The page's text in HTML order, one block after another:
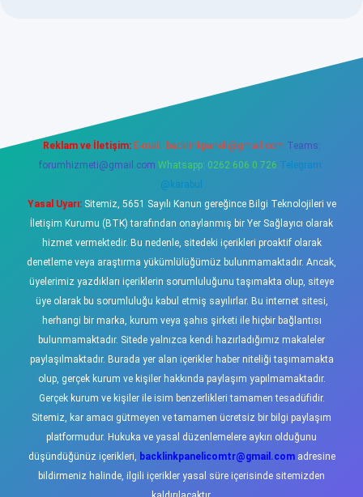
Reklam ve İletişim: E-mail: backlinkpaneli@gmail.com Teams:
forumhizmeti@gmail.com Whatsapp: 0262 606 0 726 Telegram:
@karabul
Yasal Uyarı:Sitemiz, 5651 Sayılı Kanun gereğince Bilgi Teknolojileri ve
İletişim Kurumu (BTK) tarafından onaylanmış bir Yer Sağlayıcı olarak
hizmet vermektedir. Bu nedenle, sitedeki içerikleri proaktif olarak
denetleme veya araştırma yükümlülüğümüz bulunmamaktadır. Ancak,
üyelerimiz yazdıkları içeriklerin sorumluluğunu taşımakta olup, siteye
üye olarak bu sorumluluğu kabul etmiş sayılırlar. Bu internet sitesi,
herhangi bir marka, kurum veya şahıs şirketi ile hiçbir bağlantısı
bulunmamaktadır. Sitede yalnızca kendi hazırladığımız makaleler
paylaşılmaktadır. Burada yer alan içerikler haber niteliği taşımamakta
olup, gerçek kurum ve kişiler hakkında paylaşım yapılmamaktadır.
Gerçek kurum ve kişiler ile isim benzerlikleri tamamen tesadüfidir.
Sitemiz, kar amacı gütmeyen ve tamamen ücretsiz bir bilgi paylaşım
platformudur. Hukuka ve yasal düzenlemelere aykırı olduğunu
düşündüğünüz içerikleri, backlinkpanelicomtr@gmail.comadresine
bildirmeniz halinde, ilgili içerikler yasal süre içerisinde sitemizden